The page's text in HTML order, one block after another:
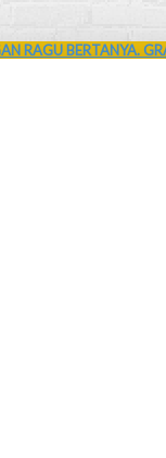
RAGU BERTANYA.